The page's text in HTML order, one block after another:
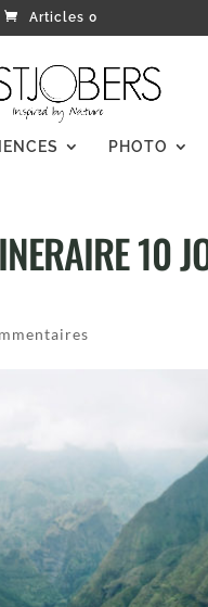
Articles 0
PHOTO
10